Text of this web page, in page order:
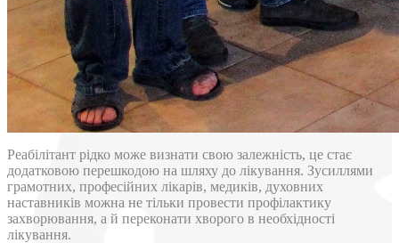
Реабілітант рідко може визнати свою залежність, це стає
додатковою перешкодою на шляху до лікування. Зусиллями
грамотних, професійних лікарів, медиків, духовних
наставників можна не тільки провести профілактику
захворювання, а й переконати хворого в необхідності
лікування.